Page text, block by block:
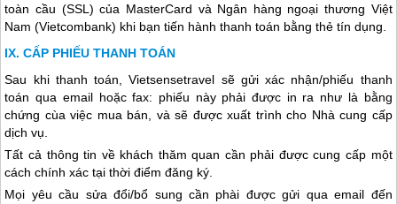
toàn cầu (SSL) của MasterCard và Ngân hàng ngoại thương Việt
Nam (Vietcombank) khi bạn tiến hành thanh toán bằng thẻ tín dụng.
CẤP PHIẾU THANH TOÁN
Sau khi thanh toán, Vietsensetravel sẽ gửi xác nhận/phiếu thanh
toán qua email hoặc fax: phiếu này phải được in ra như là bằng
chứng cùa việc mua bán, và sẽ được xuất trình cho Nhà cung cấp
dịch vụ.
Tất cả thông tin về khách thăm quan cần phải được cung cấp một
cách chính xác tại thời điểm đăng ký.
Mọi yêu cầu sửa đổi/bổ sung cần phài được gửi qua email đến